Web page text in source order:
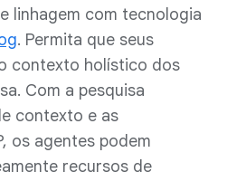
linhagem com tecnologia
. Permita que seus
contexto holístico dos
Com a pesquisa
contexto e as
os agentes podem
recursos de